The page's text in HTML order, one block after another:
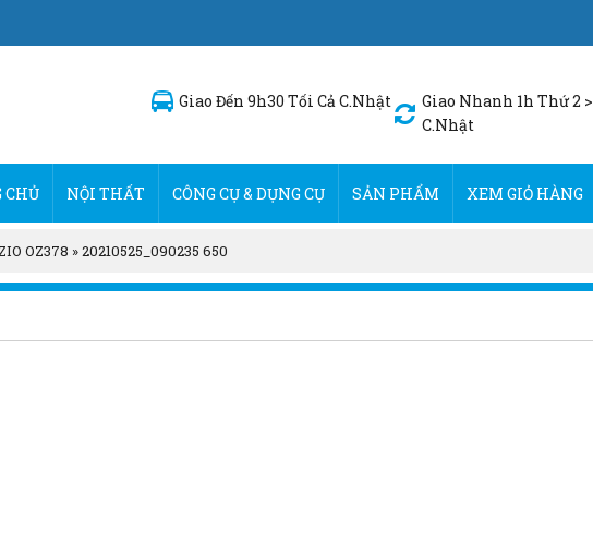
Giao Đến 9h30 Tối Cả C.Nhật
Giao Nhanh 1h Thứ 2 >
C.Nhật
CHỦ NỘI THẤT CÔNG CỤ & DỤNG CỤ SẢN PHẨM XEM GIỎ HÀNG
OZ378 »20210525_090235 650